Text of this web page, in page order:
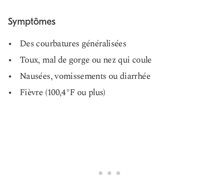
Symptômes
Des courbatures généralisées
Toux, mal de gorge ou nez qui coule
Nausées, vomissements ou diarrhée
Fièvre (100,4°F ou plus)